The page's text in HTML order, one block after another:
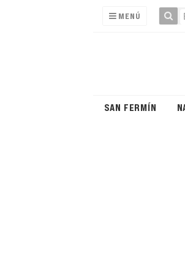
MENÚ
SAN FERMÍN